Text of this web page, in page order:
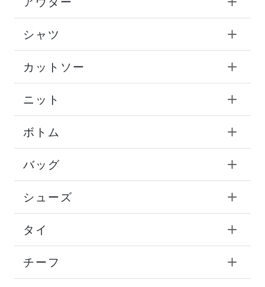
シャツ
カットソー
ニット
ボトム
バッグ
シューズ
タイ
チーフ